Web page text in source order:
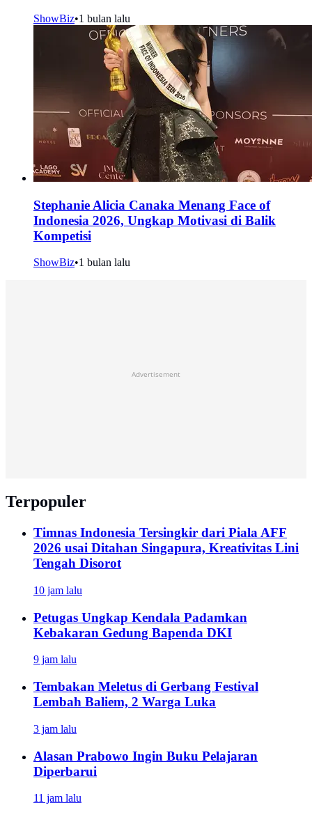
ShowBiz•1 bulan lalu
Stephanie Alicia Canaka Menang Face of
Indonesia 2026, Ungkap Motivasi di Balik
Kompetisi
ShowBiz•1 bulan lalu
Advertisement
Terpopuler
Timnas Indonesia Tersingkir dari Piala AFF
2026 usai Ditahan Singapura, Kreativitas Lini
Tengah Disorot
10 jam lalu
Petugas Ungkap Kendala Padamkan
Kebakaran Gedung Bapenda DKI
9 jam lalu
Tembakan Meletus di Gerbang Festival
Lembah Baliem, 2 Warga Luka
3 jam lalu
Alasan Prabowo Ingin Buku Pelajaran
Diperbarui
11 jam lalu